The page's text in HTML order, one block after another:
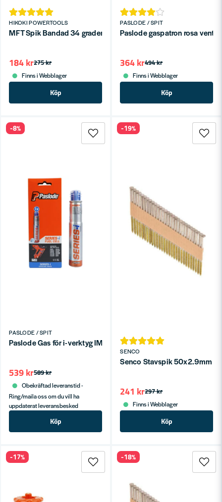
HIKOKI POWERTOOLS
MFT Spik Bandad 34 graders Varmgalvad D-Skalle
275 kr
184 kr
Finns i Webblager
Köp
PASLODE / SPIT
494 kr
364 kr
Finns i Webblager
Köp
PASLODE / SPIT
Paslode Gas för i-verktyg IM90i, IM100i, PPN50i
589 kr
539 kr
Obekräftad leveranstid -
Ring/maila oss om du vill ha
uppdaterat leveransbesked
Köp
-8%
SENCO
Senco Stavspik 50x2.9mm
297 kr
241 kr
Finns i Webblager
Köp
-19%
-17% -18%